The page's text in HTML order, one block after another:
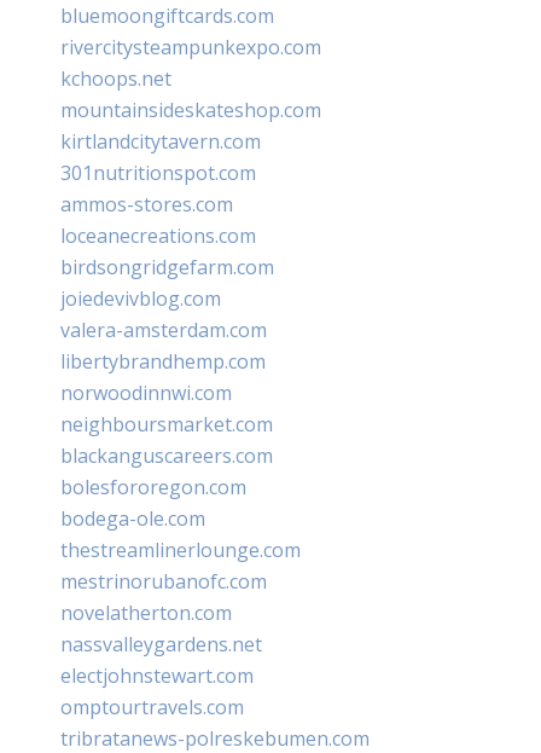
bluemoongiftcards.com
rivercitysteampunkexpo.com
kchoops.net
mountainsideskateshop.com
kirtlandcitytavern.com
301nutritionspot.com
ammos-stores.com
loceanecreations.com
birdsongridgefarm.com
joiedevivblog.com
valera-amsterdam.com
libertybrandhemp.com
norwoodinnwi.com
neighboursmarket.com
blackanguscareers.com
bolesfororegon.com
bodega-ole.com
thestreamlinerlounge.com
mestrinorubanofc.com
novelatherton.com
nassvalleygardens.net
electjohnstewart.com
omptourtravels.com
tribratanews-polreskebumen.com